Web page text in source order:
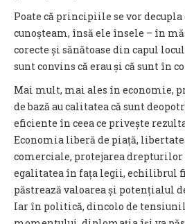
Poate că principiile se vor decupla
cunoșteam, însă ele însele – în
corecte și sănătoase din capul
sunt convins că erau și că sunt în
Mai mult, mai ales în economie,
de bază au calitatea că sunt
eficiente în ceea ce privește
Economia liberă de piață,
comerciale, protejarea drepturilor
egalitatea în fața legii, echilibrul
păstrează valoarea și potențialul
Iar în politică, dincolo de